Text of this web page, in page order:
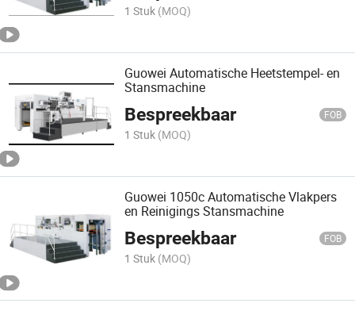
1 Stuk (MOQ)
Guowei Automatische Heetstempel- en
Stansmachine
Bespreekbaar FOB
1 Stuk (MOQ)
Guowei 1050c Automatische Vlakpers
en Reinigings Stansmachine
Bespreekbaar FOB
1 Stuk (MOQ)